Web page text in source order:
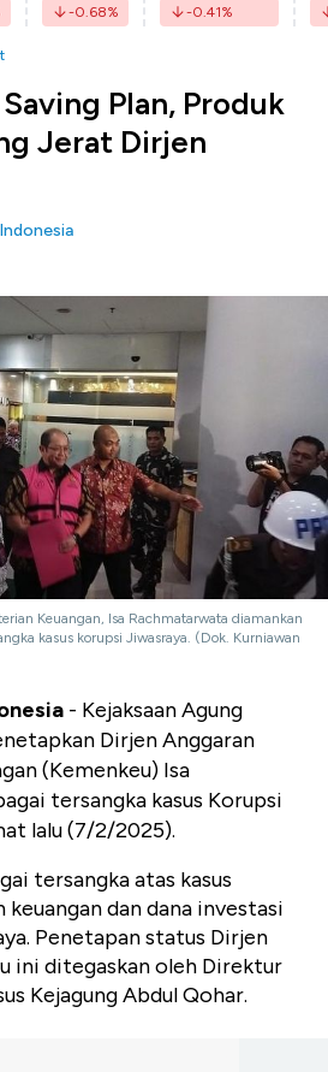
-0.68% -0.41%
Plan, Produk
Jerat Dirjen
Keuangan, Isa Rachmatarwata diamankan
kasus korupsi Jiwasraya. (Dok. Kurniawan
- Kejaksaan Agung
Dirjen Anggaran
(Kemenkeu) Isa
tersangka kasus Korupsi
lalu (7/2/2025).
tersangka atas kasus
dan dana investasi
Penetapan status Dirjen
ini ditegaskan oleh Direktur
Kejagung Abdul Qohar.